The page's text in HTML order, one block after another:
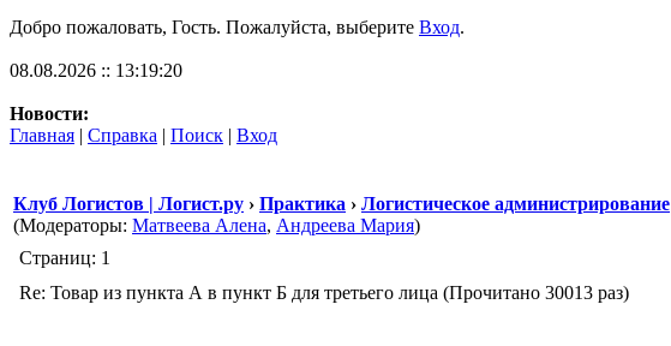
Добро пожаловать, Гость. Пожалуйста, выберите Вход.
08.08.2026 :: 13:19:20
Новости:
Главная | Справка | Поиск | Вход
Клуб Логистов | Логист.ру › Практика › Логистическое администрирование
(Модераторы: Матвеева Алена, Андреева Мария)
Страниц: 1
Re: Товар из пункта А в пункт Б для третьего лица (Прочитано 30013 раз)